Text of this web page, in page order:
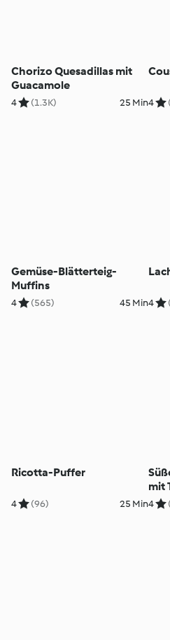
Chorizo Quesadillas mit
Guacamole
4 (1.3K) 25 Min4
Gemüse-Blätterteig-
Muffins
4 (565) 45 Min4
Ricotta-Puffer
4 (96) 25 Min
mit
4